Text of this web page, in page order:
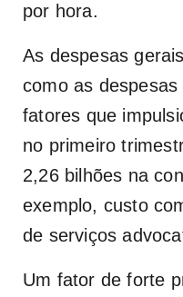
por hora.
As despesas
como as
fatores que
no primeiro
2,26 bilhões na
exemplo, custo
de serviços
Um fator de forte